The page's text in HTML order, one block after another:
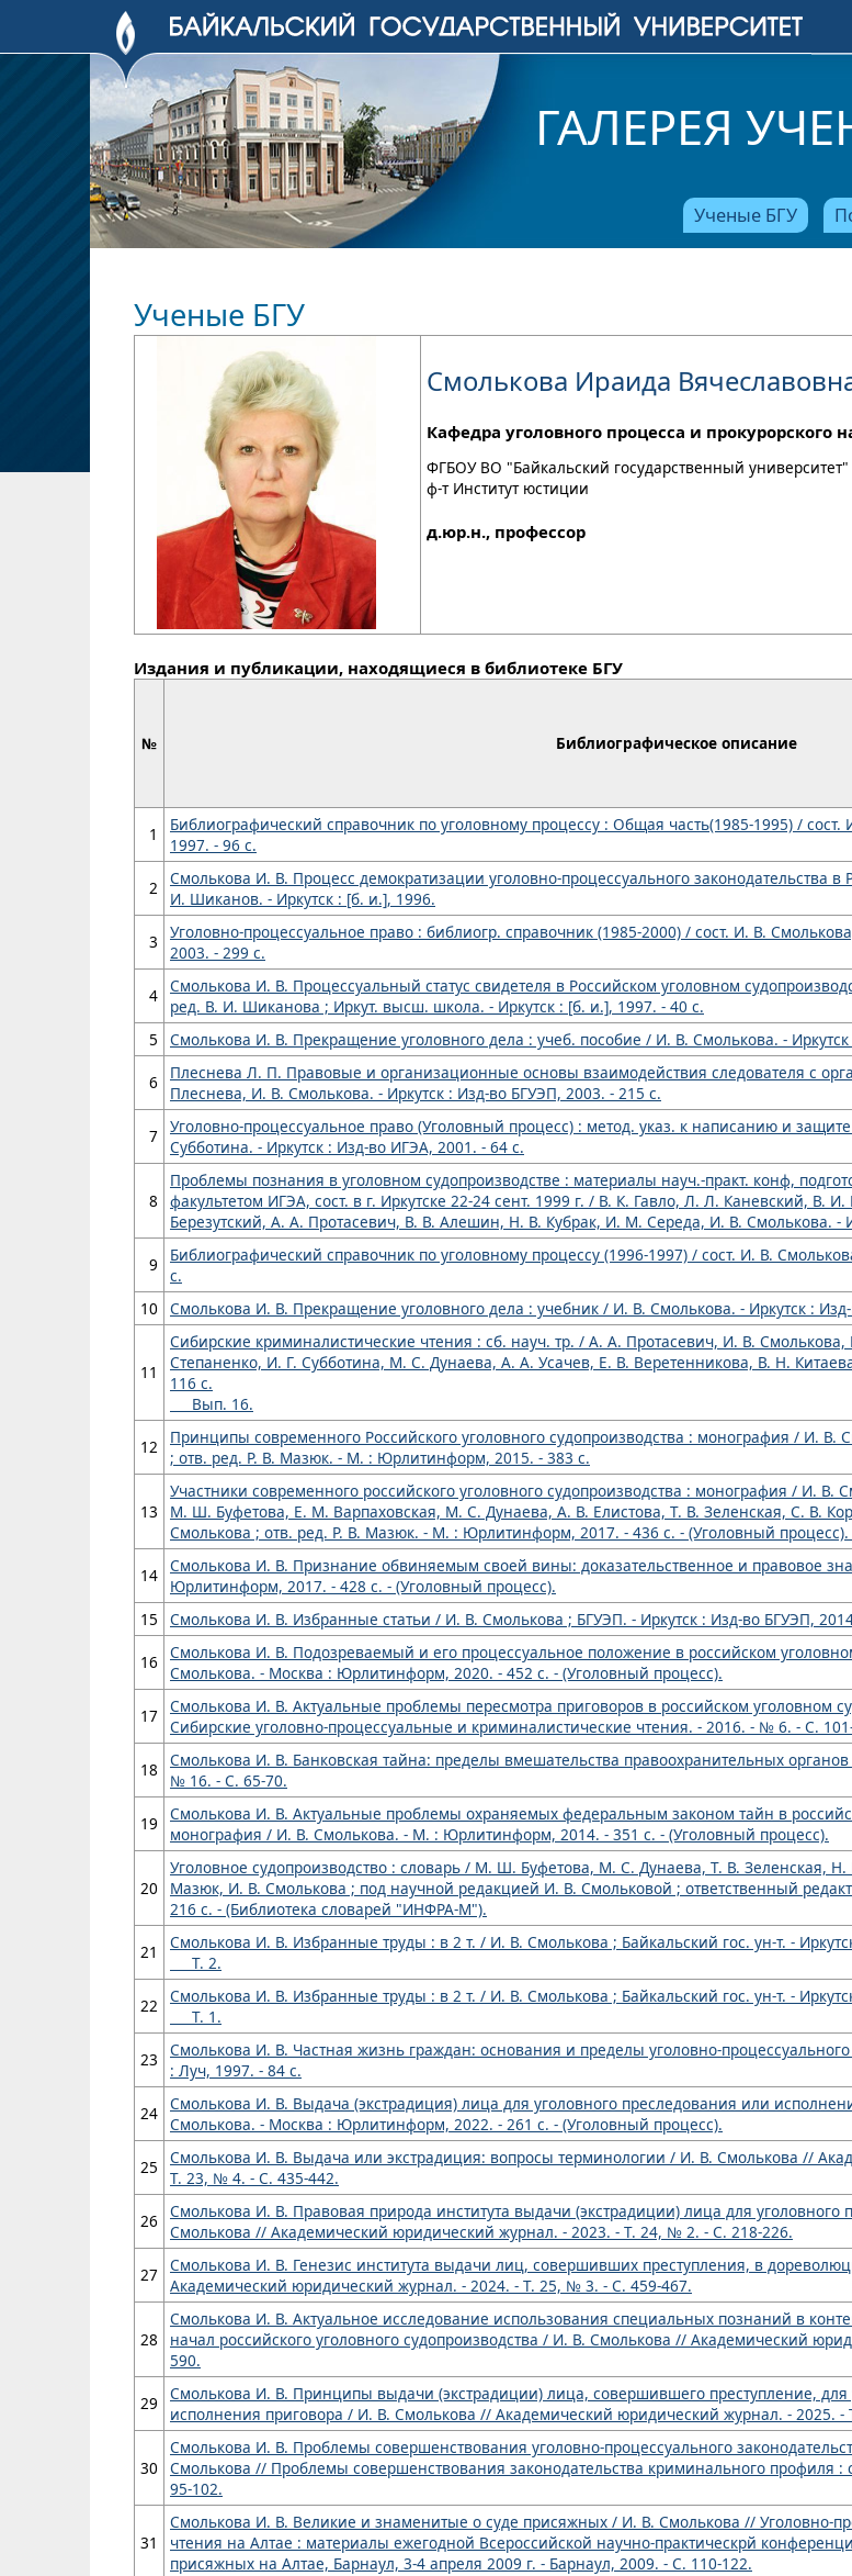
ГАЛЕРЕЯ
Ученые БГУ
Ученые БГУ
Смолькова Ираида
Кафедра уголовного процесса и прокурорского
ФГБОУ ВО "Байкальский государственный университет"
ф-т Институт юстиции
д.юр.н., профессор
Издания и публикации, находящиеся в библиотеке БГУ
№ Библиографическое описание
1
Библиографический справочник по уголовному процессу : Общая часть(1985-1995) /
1997. - 96 с.
2
Смолькова И. В. Процесс демократизации уголовно-процессуального законодательства
И. Шиканов. - Иркутск : [б. и.], 1996.
3
Уголовно-процессуальное право : библиогр. справочник (1985-2000) / сост. И. В.
2003. - 299 с.
4 Смолькова И. В. Процессуальный статус свидетеля в Российском уголовном
ред. В. И. Шиканова ; Иркут. высш. школа. - Иркутск : [б. и.], 1997. - 40 с.
5
Смолькова И. В. Прекращение уголовного дела : учеб. пособие / И. В. Смолькова. -
6
Плеснева Л. П. Правовые и организационные основы взаимодействия следователя с
Плеснева, И. В. Смолькова. - Иркутск : Изд-во БГУЭП, 2003. - 215 с.
7 Уголовно-процессуальное право (Уголовный процесс) : метод. указ. к написанию и
Субботина. - Иркутск : Изд-во ИГЭА, 2001. - 64 с.
8
Проблемы познания в уголовном судопроизводстве : материалы науч.-практ. конф,
факультетом ИГЭА, сост. в г. Иркутске 22-24 сент. 1999 г. / В. К. Гавло, Л. Л. Каневский,
Березутский, А. А. Протасевич, В. В. Алешин, Н. В. Кубрак, И. М. Середа, И. В. Смолькова. -
9
Библиографический справочник по уголовному процессу (1996-1997) / сост. И. В.
с.
10
Смолькова И. В. Прекращение уголовного дела : учебник / И. В. Смолькова. - Иркутск :
11
Сибирские криминалистические чтения : сб. науч. тр. / А. А. Протасевич, И. В.
Степаненко, И. Г. Субботина, М. С. Дунаева, А. А. Усачев, Е. В. Веретенникова, В. Н.
116 с.
Вып. 16.
12
Принципы современного Российского уголовного судопроизводства : монография / И. В.
; отв. ред. Р. В. Мазюк. - М. : Юрлитинформ, 2015. - 383 с.
13
Участники современного российского уголовного судопроизводства : монография / И.
М. Ш. Буфетова, Е. М. Варпаховская, М. С. Дунаева, А. В. Елистова, Т. В. Зеленская, С. В.
Смолькова ; отв. ред. Р. В. Мазюк. - М. : Юрлитинформ, 2017. - 436 с. - (Уголовный процесс).
14 Смолькова И. В. Признание обвиняемым своей вины: доказательственное и правовое
Юрлитинформ, 2017. - 428 с. - (Уголовный процесс).
15
Смолькова И. В. Избранные статьи / И. В. Смолькова ; БГУЭП. - Иркутск : Изд-во БГУЭП,
16 Смолькова И. В. Подозреваемый и его процессуальное положение в российском
Смолькова. - Москва : Юрлитинформ, 2020. - 452 с. - (Уголовный процесс).
17 Смолькова И. В. Актуальные проблемы пересмотра приговоров в российском уголовном
Сибирские уголовно-процессуальные и криминалистические чтения. - 2016. - № 6. - С.
18
Смолькова И. В. Банковская тайна: пределы вмешательства правоохранительных
№ 16. - C. 65-70.
19
Смолькова И. В. Актуальные проблемы охраняемых федеральным законом тайн в
монография / И. В. Смолькова. - М. : Юрлитинформ, 2014. - 351 с. - (Уголовный процесс).
20
Уголовное судопроизводство : словарь / М. Ш. Буфетова, М. С. Дунаева, Т. В. Зеленская,
Мазюк, И. В. Смолькова ; под научной редакцией И. В. Смольковой ; ответственный
216 с. - (Библиотека словарей "ИНФРА-М").
21
Смолькова И. В. Избранные труды : в 2 т. / И. В. Смолькова ; Байкальский гос. ун-т. -
Т. 2.
22
Смолькова И. В. Избранные труды : в 2 т. / И. В. Смолькова ; Байкальский гос. ун-т. -
Т. 1.
23
Смолькова И. В. Частная жизнь граждан: основания и пределы уголовно-
: Луч, 1997. - 84 с.
24 Смолькова И. В. Выдача (экстрадиция) лица для уголовного преследования или
Смолькова. - Москва : Юрлитинформ, 2022. - 261 с. - (Уголовный процесс).
25
Смолькова И. В. Выдача или экстрадиция: вопросы терминологии / И. В. Смолькова //
Т. 23, № 4. - С. 435-442.
26 Смолькова И. В. Правовая природа института выдачи (экстрадиции) лица для
Смолькова // Академический юридический журнал. - 2023. - Т. 24, № 2. - С. 218-226.
27 Смолькова И. В. Генезис института выдачи лиц, совершивших преступления, в
Академический юридический журнал. - 2024. - Т. 25, № 3. - С. 459-467.
28
Смолькова И. В. Актуальное исследование использования специальных познаний в
начал российского уголовного судопроизводства / И. В. Смолькова // Академический
590.
29
Смолькова И. В. Принципы выдачи (экстрадиции) лица, совершившего преступление, для
исполнения приговора / И. В. Смолькова // Академический юридический журнал. - 2025. -
30
Смолькова И. В. Проблемы совершенствования уголовно-процессуального
Смолькова // Проблемы совершенствования законодательства криминального профиля :
95-102.
31
Смолькова И. В. Великие и знаменитые о суде присяжных / И. В. Смолькова // Уголовно-
чтения на Алтае : материалы ежегодной Всероссийской научно-практическрй
присяжных на Алтае, Барнаул, 3-4 апреля 2009 г. - Барнаул, 2009. - С. 110-122.